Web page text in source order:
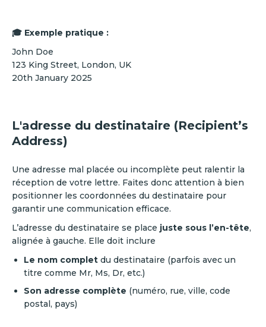
🎓 Exemple pratique :
John Doe
123 King Street, London, UK
20th January 2025
L'adresse du destinataire (Recipient’s
Address)
Une adresse mal placée ou incomplète peut ralentir la
réception de votre lettre. Faites donc attention à bien
positionner les coordonnées du destinataire pour
garantir une communication efficace.
L’adresse du destinataire se place juste sous l’en-tête,
alignée à gauche. Elle doit inclure
Le nom complet du destinataire (parfois avec un
titre comme Mr, Ms, Dr, etc.)
Son adresse complète (numéro, rue, ville, code
postal, pays)